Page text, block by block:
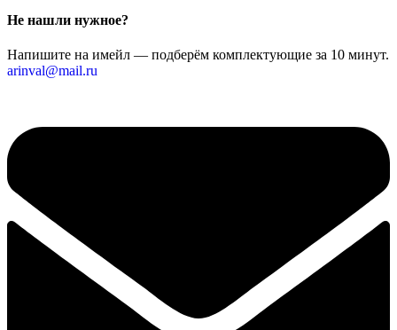
Не нашли нужное?
Напишите на имейл — подберём комплектующие за 10 минут.
arinval@mail.ru